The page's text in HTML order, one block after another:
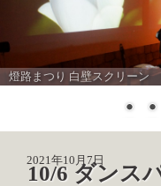
燈路まつり 白壁スクリーン
2021年10月7日
10/6 ダンス